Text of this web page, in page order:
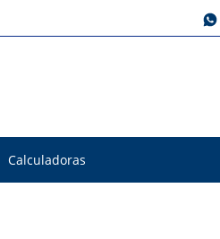
Calculadoras